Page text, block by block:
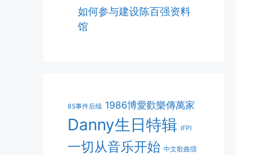
如何参与建设陈百强资料
馆
85事件后续 1986博愛歡樂傳萬家
Danny生日特辑 IFPI
一切从音乐开始 中文歌曲擂